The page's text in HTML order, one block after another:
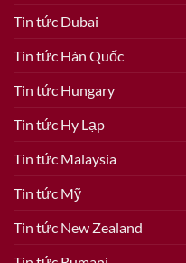
Tin tức Dubai
Tin tức Hàn Quốc
Tin tức Hungary
Tin tức Hy Lạp
Tin tức Malaysia
Tin tức Mỹ
Tin tức New Zealand